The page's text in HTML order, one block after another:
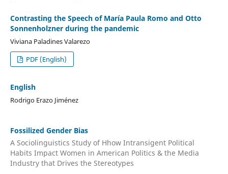
Contrasting the Speech of María Paula Romo and Otto
Sonnenholzner during the pandemic
Viviana Paladines Valarezo
PDF (English)
English
Rodrigo Erazo Jiménez
Fossilized Gender Bias
A Sociolinguistics Study of Hhow Intransigent Political
Habits Impact Women in American Politics & the Media
Industry that Drives the Stereotypes